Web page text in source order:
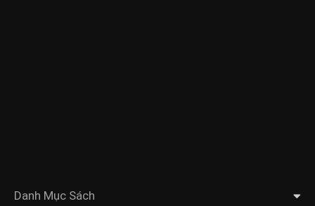
Danh Mục Sách